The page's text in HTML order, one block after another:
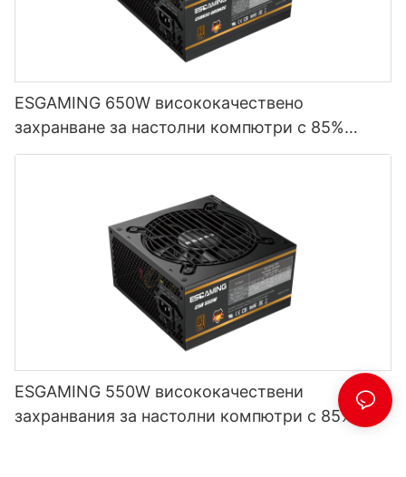
ESGAMING 650W висококачествено
захранване за настолни компютри с 85%
ефективност, пълномодулно, 80+ бронзово,
ESGAMING 550W висококачествени
захранвания за настолни компютри с 85%